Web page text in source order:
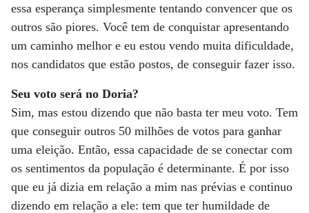
essa esperança simplesmente tentando convencer que os
outros são piores. Você tem de conquistar apresentando
um caminho melhor e eu estou vendo muita dificuldade,
nos candidatos que estão postos, de conseguir fazer isso.
Seu voto será no Doria?
Sim, mas estou dizendo que não basta ter meu voto. Tem
que conseguir outros 50 milhões de votos para ganhar
uma eleição. Então, essa capacidade de se conectar com
os sentimentos da população é determinante. É por isso
que eu já dizia em relação a mim nas prévias e continuo
dizendo em relação a ele: tem que ter humildade de